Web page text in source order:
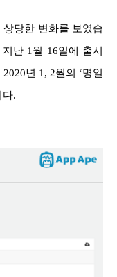
당한 변화를 보였습
난 1월 16일에 출시
년 1, 2월의 ‘명일
다.